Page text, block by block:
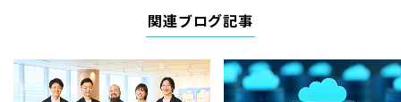
関連ブログ記事